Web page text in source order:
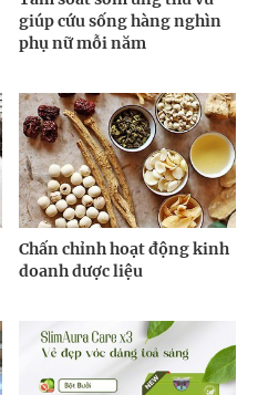
giúp cứu sống hàng nghìn
phụ nữ mỗi năm
Chấn chỉnh hoạt động kinh
doanh dược liệu